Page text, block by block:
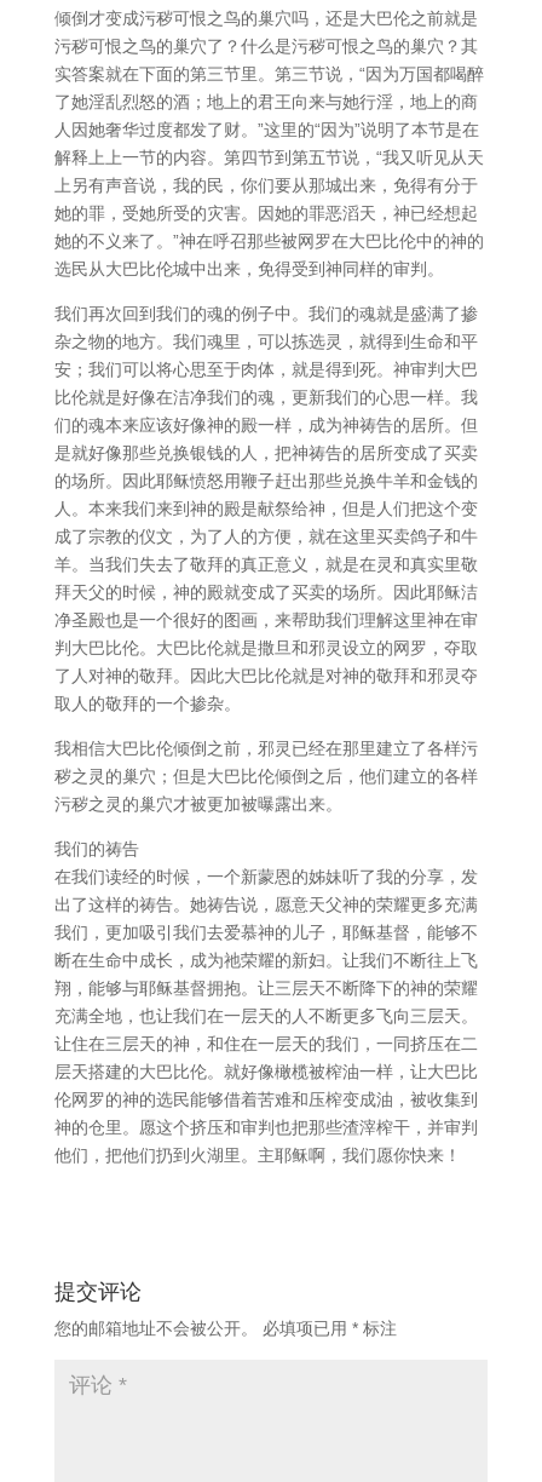
倾倒才变成污秽可恨之鸟的巢穴吗，还是大巴伦之前就是
污秽可恨之鸟的巢穴了？什么是污秽可恨之鸟的巢穴？其
实答案就在下面的第三节里。第三节说，“因为万国都喝醉
了她淫乱烈怒的酒；地上的君王向来与她行淫，地上的商
人因她奢华过度都发了财。”这里的“因为”说明了本节是在
解释上上一节的内容。第四节到第五节说，“我又听见从天
上另有声音说，我的民，你们要从那城出来，免得有分于
她的罪，受她所受的灾害。因她的罪恶滔天，神已经想起
她的不义来了。”神在呼召那些被网罗在大巴比伦中的神的
选民从大巴比伦城中出来，免得受到神同样的审判。
我们再次回到我们的魂的例子中。我们的魂就是盛满了掺
杂之物的地方。我们魂里，可以拣选灵，就得到生命和平
安；我们可以将心思至于肉体，就是得到死。神审判大巴
比伦就是好像在洁净我们的魂，更新我们的心思一样。我
们的魂本来应该好像神的殿一样，成为神祷告的居所。但
是就好像那些兑换银钱的人，把神祷告的居所变成了买卖
的场所。因此耶稣愤怒用鞭子赶出那些兑换牛羊和金钱的
人。本来我们来到神的殿是献祭给神，但是人们把这个变
成了宗教的仪文，为了人的方便，就在这里买卖鸽子和牛
羊。当我们失去了敬拜的真正意义，就是在灵和真实里敬
拜天父的时候，神的殿就变成了买卖的场所。因此耶稣洁
净圣殿也是一个很好的图画，来帮助我们理解这里神在审
判大巴比伦。大巴比伦就是撒旦和邪灵设立的网罗，夺取
了人对神的敬拜。因此大巴比伦就是对神的敬拜和邪灵夺
取人的敬拜的一个掺杂。
我相信大巴比伦倾倒之前，邪灵已经在那里建立了各样污
秽之灵的巢穴；但是大巴比伦倾倒之后，他们建立的各样
污秽之灵的巢穴才被更加被曝露出来。
我们的祷告
在我们读经的时候，一个新蒙恩的姊妹听了我的分享，发
出了这样的祷告。她祷告说，愿意天父神的荣耀更多充满
我们，更加吸引我们去爱慕神的儿子，耶稣基督，能够不
断在生命中成长，成为祂荣耀的新妇。让我们不断往上飞
翔，能够与耶稣基督拥抱。让三层天不断降下的神的荣耀
充满全地，也让我们在一层天的人不断更多飞向三层天。
让住在三层天的神，和住在一层天的我们，一同挤压在二
层天搭建的大巴比伦。就好像橄榄被榨油一样，让大巴比
伦网罗的神的选民能够借着苦难和压榨变成油，被收集到
神的仓里。愿这个挤压和审判也把那些渣滓榨干，并审判
他们，把他们扔到火湖里。主耶稣啊，我们愿你快来！
提交评论
您的邮箱地址不会被公开。 必填项已用 *标注